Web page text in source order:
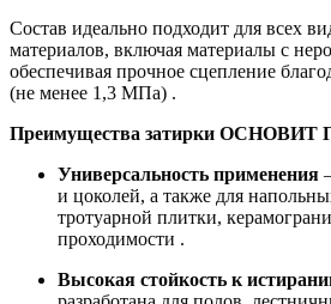
Состав идеально подходит для всех
материалов, включая материалы с
обеспечивая прочное сцепление
(не менее 1,3 МПа) .
Преимущества затирки
Универсальность применения
и цоколей, а также для
тротуарной плитки,
проходимости .
Высокая стойкость к